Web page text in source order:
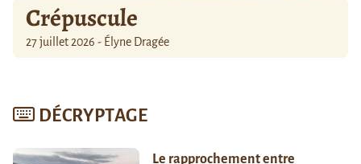
Crépuscule
27 juillet 2026 - Élyne Dragée
DÉCRYPTAGE
Le rapprochement entre